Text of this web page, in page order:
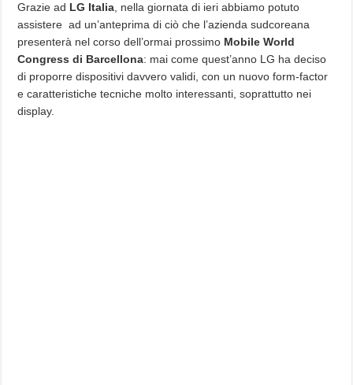
Grazie ad LG Italia , nella giornata di ieri abbiamo potuto
assistere ad un’anteprima di ciò che l’azienda sudcoreana
presenterà nel corso dell’ormai prossimo Mobile World
Congress di Barcellona: mai come quest’anno LG ha deciso
di proporre dispositivi davvero validi, con un nuovo form-factor
e caratteristiche tecniche molto interessanti, soprattutto nei
display.